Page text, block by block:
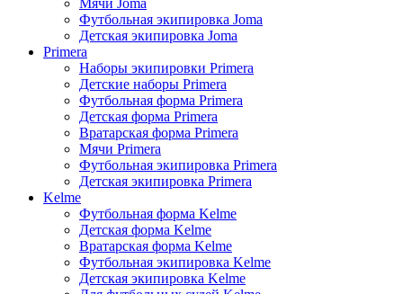
Мячи Joma
Футбольная экипировка Joma
Детская экипировка Joma
Primera
Наборы экипировки Primera
Детские наборы Primera
Футбольная форма Primera
Детская форма Primera
Вратарская форма Primera
Мячи Primera
Футбольная экипировка Primera
Детская экипировка Primera
Kelme
Футбольная форма Kelme
Детская форма Kelme
Вратарская форма Kelme
Футбольная экипировка Kelme
Детская экипировка Kelme